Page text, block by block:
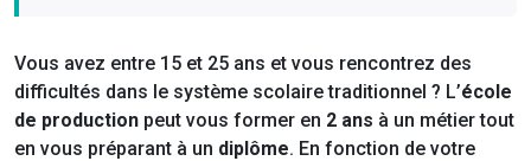
Vous avez entre 15 et 25 ans et vous rencontrez des
difficultés dans le système scolaire traditionnel ? L’école
de production peut vous former en 2 ans à un métier tout
en vous préparant à un diplôme. En fonction de votre